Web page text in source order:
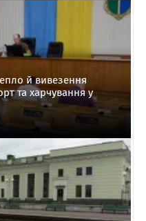
й вивезення
та харчування у